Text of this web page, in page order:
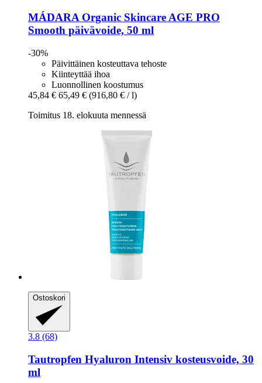
MÁDARA Organic SkincareAGE PRO
Smooth päivävoide, 50 ml
-30%
Päivittäinen kosteuttava tehoste
Kiinteyttää ihoa
Luonnollinen koostumus
45,84 € 65,49 € (916,80 € / l)
Toimitus 18. elokuuta mennessä
Ostoskori
3.8 (68)
Tautropfen Hyaluron Intensiv kosteusvoide, 30
ml